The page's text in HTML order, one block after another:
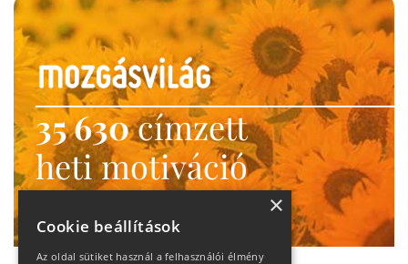
35 630címzett
heti motiváció
Ne maradj le!
×
Cookie beállítások
Az oldal sütiket használ a felhasználói élmény